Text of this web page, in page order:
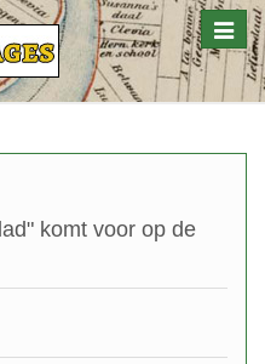
Toggle
komt voor op de